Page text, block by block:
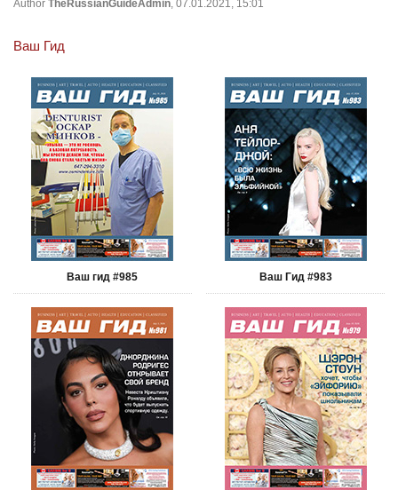
Author TheRussianGuideAdmin , 07.01.2021, 15:01
Ваш Гид
Ваш гид #985 Ваш Гид #983